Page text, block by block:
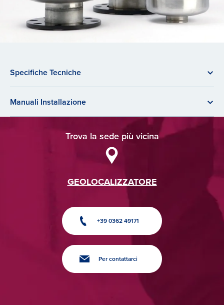
Specifiche Tecniche
Manuali Installazione
Trova la sede più vicina
GEOLOCALIZZATORE
+39 0362 49171
Per contattarci